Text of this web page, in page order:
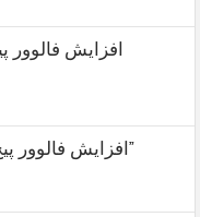
افزایش
افزایش فالوور پیج فروش لنز”کویین لنز”